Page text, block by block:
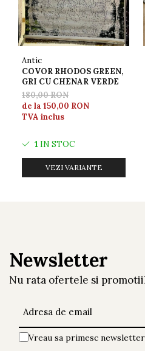
Antic
COVOR RHODOS GREEN,
GRI CU CHENAR VERDE
180,00 RON
de la 150,00 RON
TVA inclus
1 IN STOC
VEZI VARIANTE
Newsletter
Nu rata ofertele si
Vreau sa primesc